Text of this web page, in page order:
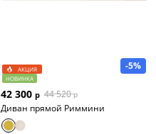
-5%
АКЦИЯ
НОВИНКА
42 300 р 44 520 р
Диван прямой Риммини